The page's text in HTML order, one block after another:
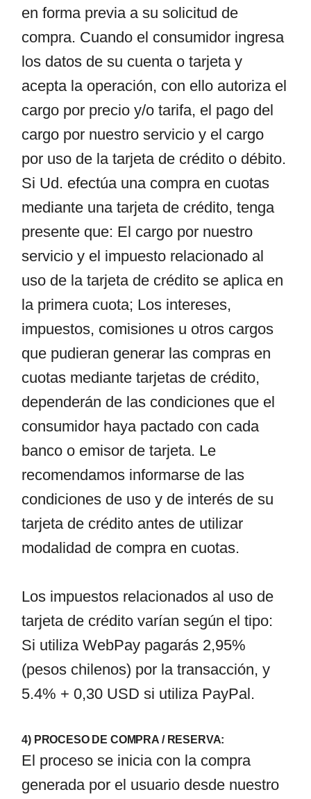
en forma previa a su solicitud de
compra. Cuando el consumidor ingresa
los datos de su cuenta o tarjeta y
acepta la operación, con ello autoriza el
cargo por precio y/o tarifa, el pago del
cargo por nuestro servicio y el cargo
por uso de la tarjeta de crédito o débito.
Si Ud. efectúa una compra en cuotas
mediante una tarjeta de crédito, tenga
presente que: El cargo por nuestro
servicio y el impuesto relacionado al
uso de la tarjeta de crédito se aplica en
la primera cuota; Los intereses,
impuestos, comisiones u otros cargos
que pudieran generar las compras en
cuotas mediante tarjetas de crédito,
dependerán de las condiciones que el
consumidor haya pactado con cada
banco o emisor de tarjeta. Le
recomendamos informarse de las
condiciones de uso y de interés de su
tarjeta de crédito antes de utilizar
modalidad de compra en cuotas.
Los impuestos relacionados al uso de
tarjeta de crédito varían según el tipo:
Si utiliza WebPay pagarás 2,95%
(pesos chilenos) por la transacción, y
5.4% + 0,30 USD si utiliza PayPal.
4) PROCESO DE COMPRA / RESERVA:
El proceso se inicia con la compra
generada por el usuario desde nuestro